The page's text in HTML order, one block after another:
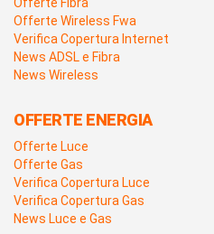
Offerte Wireless Fwa
Verifica Copertura Internet
News ADSL e Fibra
News Wireless
OFFERTE ENERGIA
Offerte Luce
Offerte Gas
Verifica Copertura Luce
Verifica Copertura Gas
News Luce e Gas